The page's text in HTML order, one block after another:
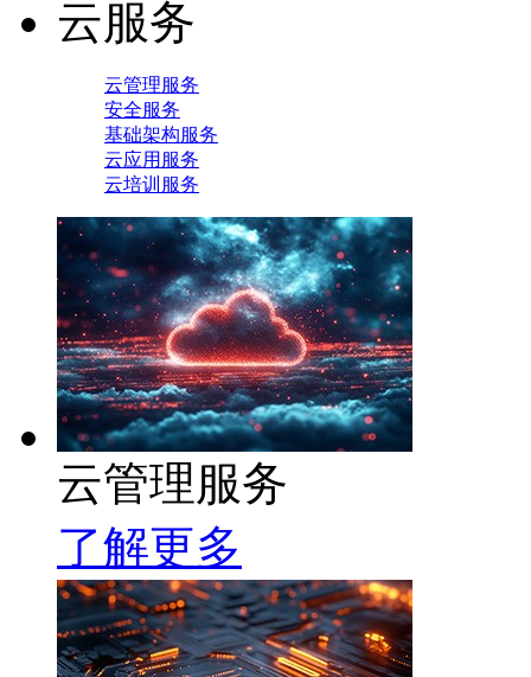
云服务
云管理服务
安全服务
基础架构服务
云应用服务
云培训服务
云管理服务
了解更多